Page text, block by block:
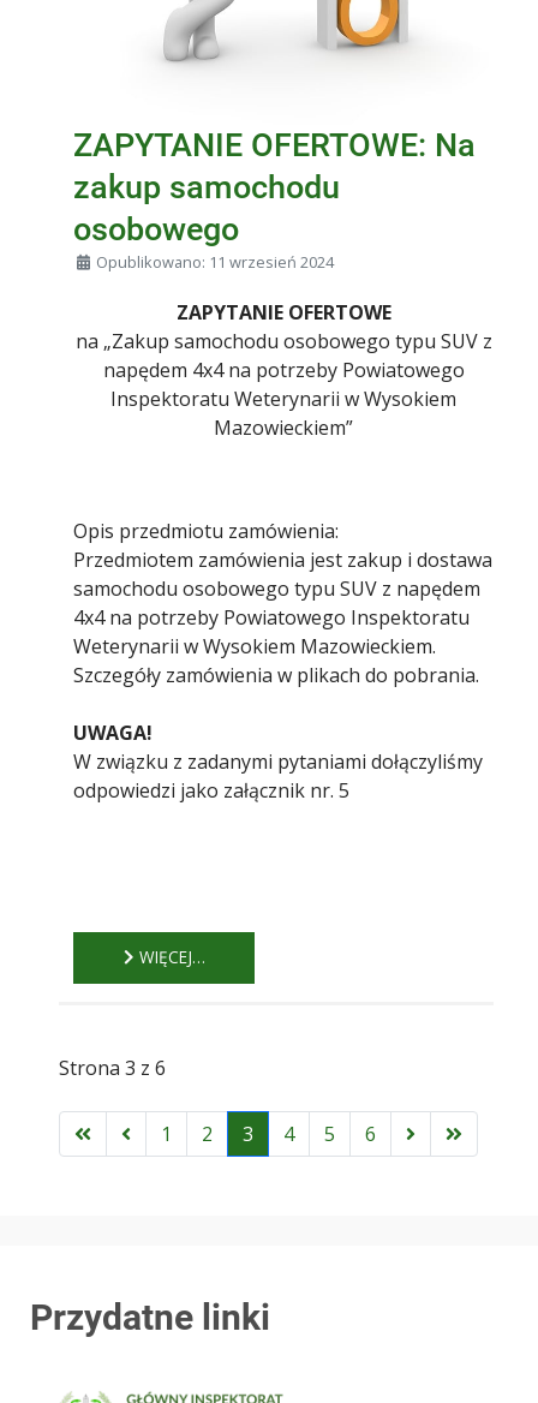
ZAPYTANIE OFERTOWE: Na
zakup samochodu
osobowego
Szczegóły
Opublikowano: 11 wrzesień 2024
ZAPYTANIE OFERTOWE
na „Zakup samochodu osobowego typu SUV z
napędem 4x4 na potrzeby Powiatowego
Inspektoratu Weterynarii w Wysokiem
Mazowieckiem”
Opis przedmiotu zamówienia:
Przedmiotem zamówienia jest zakup i dostawa
samochodu osobowego typu SUV z napędem
4x4 na potrzeby Powiatowego Inspektoratu
Weterynarii w Wysokiem Mazowieckiem.
Szczegóły zamówienia w plikach do pobrania.
UWAGA!
W związku z zadanymi pytaniami dołączyliśmy
odpowiedzi jako załącznik nr. 5
WIĘCEJ…
Strona 3 z 6
1 2 3 4 5 6
Przydatne linki